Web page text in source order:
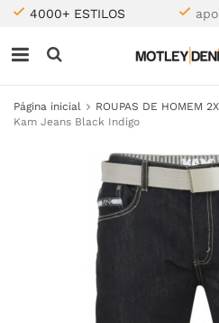
4000+ ESTILOS
Página inicial ROUPAS DE HOMEM
Kam Jeans Black Indigo